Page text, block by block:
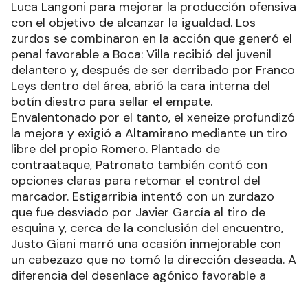
Luca Langoni para mejorar la producción ofensiva
con el objetivo de alcanzar la igualdad. Los
zurdos se combinaron en la acción que generó el
penal favorable a Boca: Villa recibió del juvenil
delantero y, después de ser derribado por Franco
Leys dentro del área, abrió la cara interna del
botín diestro para sellar el empate.
Envalentonado por el tanto, el xeneize profundizó
la mejora y exigió a Altamirano mediante un tiro
libre del propio Romero. Plantado de
contraataque, Patronato también contó con
opciones claras para retomar el control del
marcador. Estigarribia intentó con un zurdazo
que fue desviado por Javier García al tiro de
esquina y, cerca de la conclusión del encuentro,
Justo Giani marró una ocasión inmejorable con
un cabezazo que no tomó la dirección deseada. A
diferencia del desenlace agónico favorable a